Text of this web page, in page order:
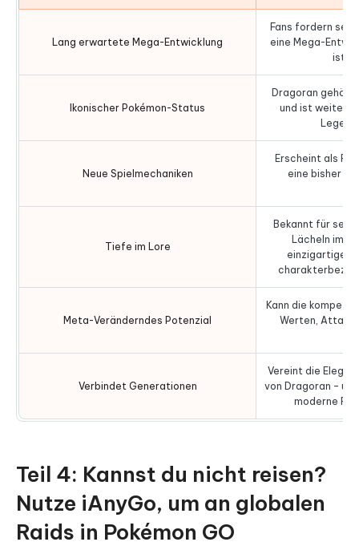
Lang erwartete Mega-Entwicklung
Fans fordern seit
eine Mega-
ist
Ikonischer Pokémon-Status
Dragoran gehört
und ist
Neue Spielmechaniken
Erscheint als
eine bisher
Tiefe im Lore
Bekannt für
Lächeln im
einzigartigen
Meta-Veränderndes Potenzial
Kann die
Werten,
Verbindet Generationen
Vereint die
von Dragoran –
moderne
Teil 4: Kannst du nicht reisen?
Nutze iAnyGo, um an globalen
Raids in Pokémon GO